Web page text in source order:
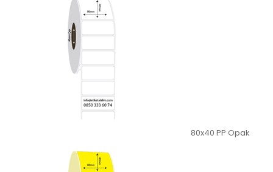
80x40 PP Opak